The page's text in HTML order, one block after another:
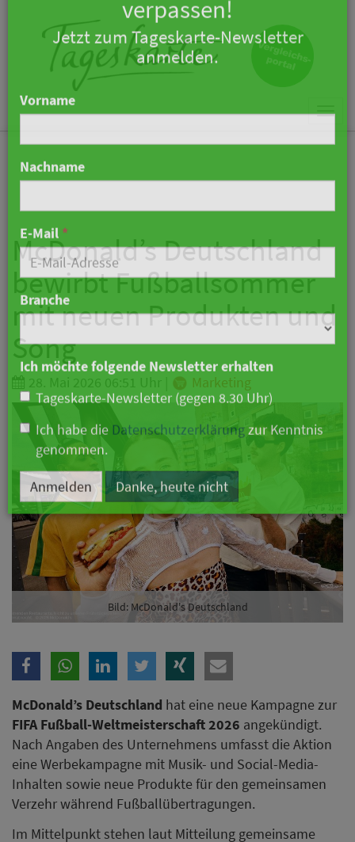
McDonald’s Deutschland
bewirbt Fußballsommer
mit neuen Produkten und
Song
28. Mai 2026 06:51 Uhr Marketing
Bild: McDonald's Deutschland
McDonald’s Deutschland hat eine neue Kampagne zur
FIFA Fußball-Weltmeisterschaft 2026 angekündigt.
Nach Angaben des Unternehmens umfasst die Aktion
eine Werbekampagne mit Musik- und Social-Media-
Inhalten sowie neue Produkte für den gemeinsamen
Verzehr während Fußballübertragungen.
Im Mittelpunkt stehen laut Mitteilung gemeinsame
Keine Nachricht mehr
verpassen!
Jetzt zum Tageskarte-Newsletter
anmelden.
Vorname
Nachname
E-Mail*
Branche
Ich möchte folgende Newsletter erhalten
Tageskarte-Newsletter (gegen 8.30 Uhr)
Ich habe dieDatenschutzerklärungzur Kenntnis
genommen.
Anmelden Danke, heute nicht